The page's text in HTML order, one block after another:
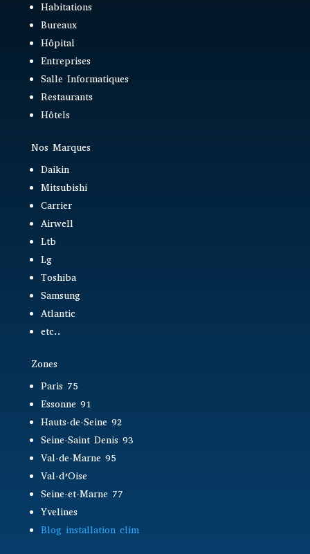
Habitations
Bureaux
Hôpital
Entreprises
Salle Informatiques
Restaurants
Hôtels
Nos Marques
Daikin
Mitsubishi
Carrier
Airwell
Ltb
Lg
Toshiba
Samsung
Atlantic
etc..
Zones
Paris 75
Essonne 91
Hauts-de-Seine 92
Seine-Saint Denis 93
Val-de-Marne 95
Val-d’Oise
Seine-et-Marne 77
Yvelines
Blog installation clim